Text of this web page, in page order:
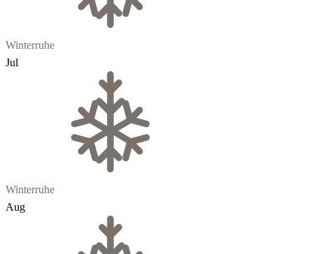
Winterruhe
Jul
Winterruhe
Aug